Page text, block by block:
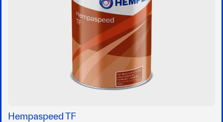
Hempaspeed TF